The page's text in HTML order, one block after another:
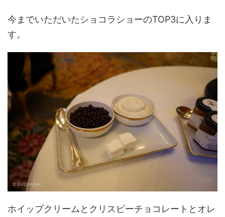
今までいただいたショコラショーのTOP3に入りま
す。
ホイップクリームとクリスピーチョコレートとオレ